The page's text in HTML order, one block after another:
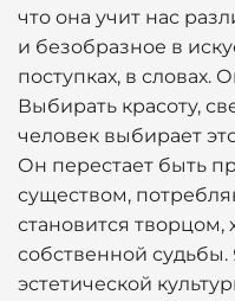
что она учит нас
и безобразное в
поступках, в словах.
Выбирать красоту,
человек выбирает
Он перестает быть
существом,
становится
собственной
эстетической